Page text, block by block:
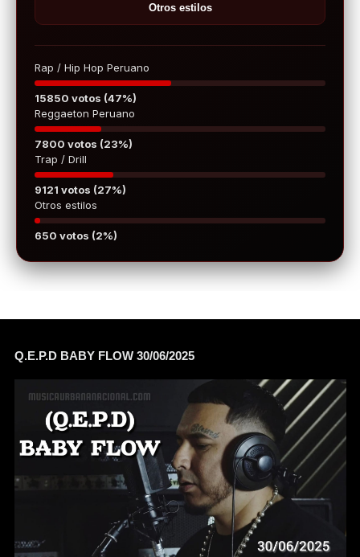
Otros estilos
Rap / Hip Hop Peruano
15850 votos (47%)
Reggaeton Peruano
7800 votos (23%)
Trap / Drill
9121 votos (27%)
Otros estilos
650 votos (2%)
Q.E.P.D BABY FLOW 30/06/2025